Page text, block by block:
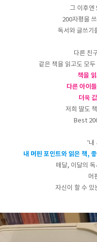
그 이후엔
200자평을
독서와 글쓰기
다른 친
같은 책을 읽고도 모
책을
다른 아이
더욱
저희 딸도
Best
'내
내 머핀 포인트와 읽은 책,
매달, 이달의
머
자신이 할 수 있